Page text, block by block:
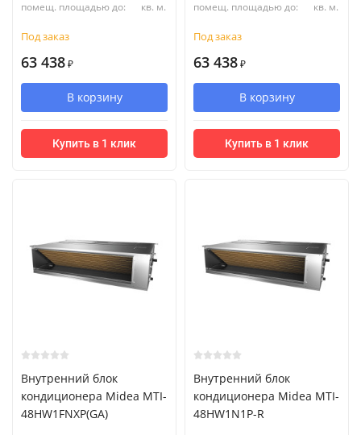
помещ. площадью до:
кв. м.
Под заказ
63 438 ₽
В корзину
Купить в 1 клик
помещ. площадью до:
кв. м.
Под заказ
63 438 ₽
В корзину
Купить в 1 клик
Внутренний блок
кондиционера Midea MTI-
48HW1FNXP(GA)
Внутренний блок
кондиционера Midea MTI-
48HW1N1P-R